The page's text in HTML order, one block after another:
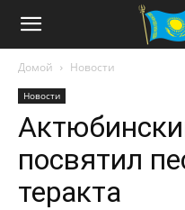
Домой Новости
Новости
посвятил
теракта